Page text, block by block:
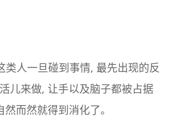
类人一旦碰到事情, 最先出现的反
儿来做, 让手以及脑子都被占据
而然就得到消化了。